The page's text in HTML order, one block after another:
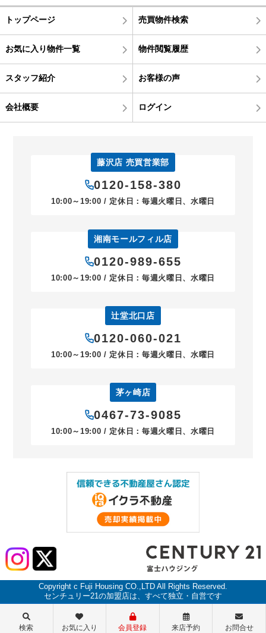
トップページ 売買物件検索
お気に入り物件一覧 物件閲覧履歴
スタッフ紹介 お客様の声
会社概要 ログイン
藤沢店 売買営業部
0120-158-380
10:00～19:00 / 定休日：毎週火曜日、水曜日
湘南モールフィル店
0120-989-655
10:00～19:00 / 定休日：毎週火曜日、水曜日
辻堂北口店
0120-060-021
10:00～19:00 / 定休日：毎週火曜日、水曜日
茅ヶ崎店
0467-73-9085
10:00～19:00 / 定休日：毎週火曜日、水曜日
Copyright c Fuji Housing CO.,LTD All Rights Reserved.
センチュリー21の加盟店は、すべて独立・自営です
検索 お気に入り 会員登録 来店予約 お問合せ